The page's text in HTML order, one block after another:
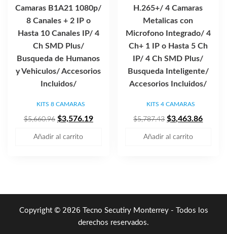
Camaras B1A21 1080p/
8 Canales + 2 IP o
Hasta 10 Canales IP/ 4
Ch SMD Plus/
Busqueda de Humanos
y Vehiculos/ Accesorios
Incluidos/
KITS 8 CAMARAS
$5,660.96 El
$3,576.19El
Añadir al carrito
H.265+/ 4 Camaras
Metalicas con
Microfono Integrado/ 4
Ch+ 1 IP o Hasta 5 Ch
IP/ 4 Ch SMD Plus/
Busqueda Inteligente/
Accesorios Incluidos/
KITS 4 CAMARAS
$5,787.43 El
$3,463.86El
Añadir al carrito
Copyright © 2026 Tecno Secutiry Monterrey - Todos los
derechos reservados.